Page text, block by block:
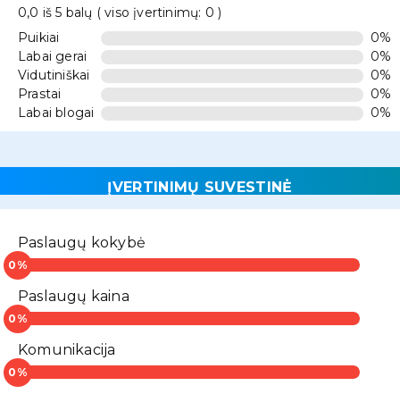
0,0 iš 5 balų ( viso įvertinimų: 0 )
Puikiai
0%
Labai gerai
0%
Vidutiniškai
0%
Prastai
0%
Labai blogai
0%
ĮVERTINIMŲ SUVESTINĖ
Paslaugų kokybė
Paslaugų kaina
Komunikacija